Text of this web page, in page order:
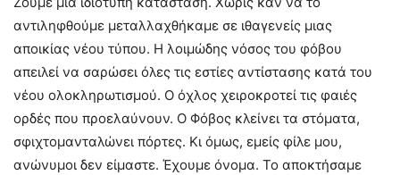
αντιληφθούμε μεταλλαχθήκαμε σε ιθαγενείς μιας
αποικίας νέου τύπου. Η λοιμώδης νόσος του φόβου
απειλεί να σαρώσει όλες τις εστίες αντίστασης κατά του
νέου ολοκληρωτισμού. Ο όχλος χειροκροτεί τις φαιές
ορδές που προελαύνουν. Ο Φόβος κλείνει τα στόματα,
σφιχτομανταλώνει πόρτες. Κι όμως, εμείς φίλε μου,
ανώνυμοι δεν είμαστε. Έχουμε όνομα. Το αποκτήσαμε